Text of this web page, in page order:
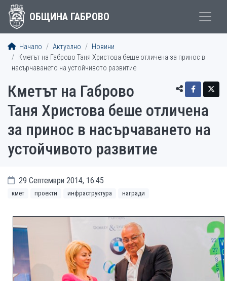
ОБЩИНА ГАБРОВО
Начало Актуално
Новини
Кметът на Габрово Таня Христова беше отличена за принос в
насърчаването на устойчивото развитие
Кметът на Габрово
Таня Христова беше отличена
за принос в насърчаването на
устойчивото развитие
29 Септември 2014, 16:45
кмет проекти инфраструктура награди